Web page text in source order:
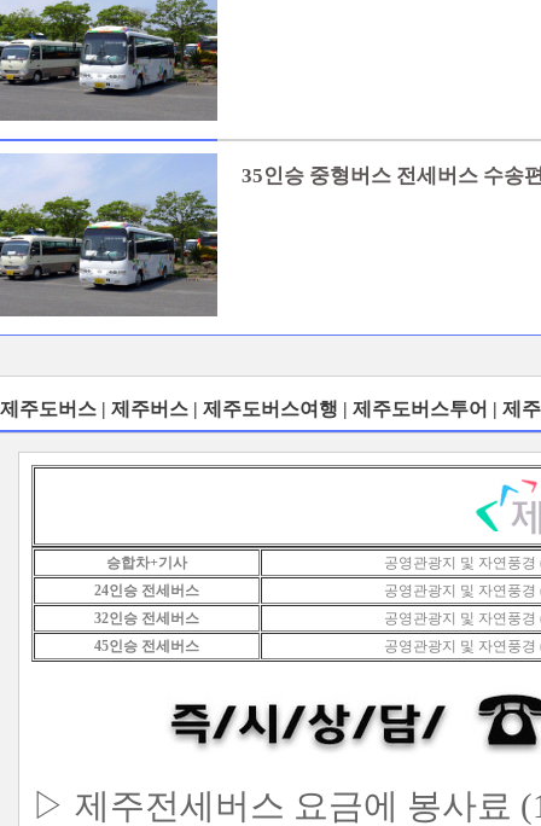
35인승 중형버스 전세버스 수송
제주도버스 | 제주버스 | 제주도버스여행 | 제주도버스투어 | 제
승합차+기사
공영관광지 및 자연풍경
24인승 전세버스
공영관광지 및 자연풍경
32인승 전세버스
공영관광지 및 자연풍경
45인승 전세버스 공영관광지 및 자연풍경
▷ 제주전세버스 요금에 봉사료